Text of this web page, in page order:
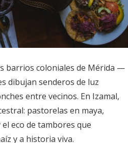
barrios coloniales de Mérida —
dibujan senderos de luz
entre vecinos. En Izamal,
pastorelas en maya,
eco de tambores que
y a historia viva.